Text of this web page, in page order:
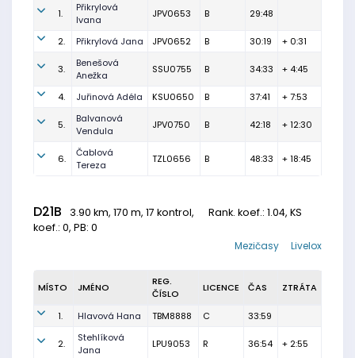
1.
Přikrylová
Ivana
JPV0653 B 29:48
2. Přikrylová Jana JPV0652 B 30:19 + 0:31
3.
Benešová
Anežka
SSU0755 B 34:33 + 4:45
4. Juřinová Adéla KSU0650 B 37:41 + 7:53
5.
Balvanová
Vendula
JPV0750 B 42:18 + 12:30
6.
Čablová
Tereza
TZL0656 B 48:33 + 18:45
D21B 3.90 km, 170 m, 17 kontrol, Rank. koef.: 1.04, KS
koef.: 0, PB: 0
Livelox
Mezičasy
MÍSTO JMÉNO
REG.
ČÍSLO
LICENCE ČAS ZTRÁTA
1. Hlavová Hana TBM8888 C 33:59
2.
Stehlíková
Jana
LPU9053 R 36:54 + 2:55